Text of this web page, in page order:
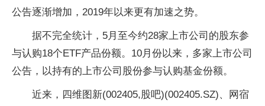
公告逐渐增加，2019年以来更有加速之势。
据不完全统计，5月至今约28家上市公司的股东参
与认购18个ETF产品份额。10月份以来，多家上市公司
公告，以持有的上市公司股份参与认购基金份额。
近来，四维图新(002405,股吧)(002405.SZ)、网宿